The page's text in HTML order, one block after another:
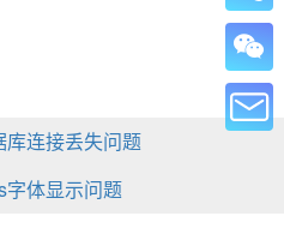
库连接丢失问题
字体显示问题